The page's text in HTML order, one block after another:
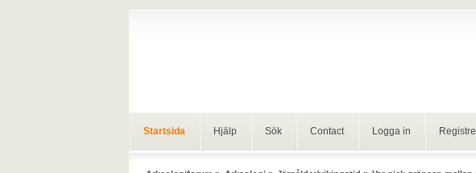
Startsida Hjälp Sök Contact Logga in